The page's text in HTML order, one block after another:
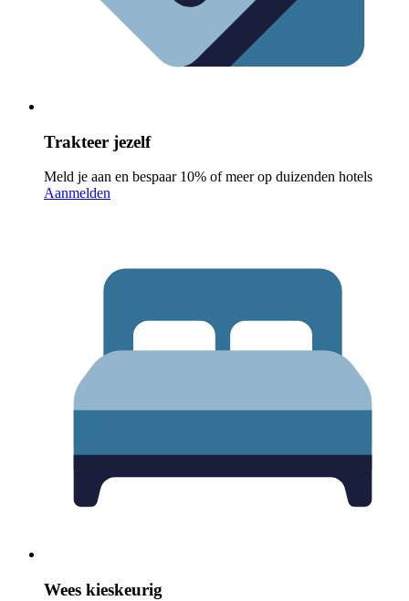
Trakteer jezelf
Meld je aan en bespaar 10% of meer op duizenden hotels
Aanmelden
Wees kieskeurig